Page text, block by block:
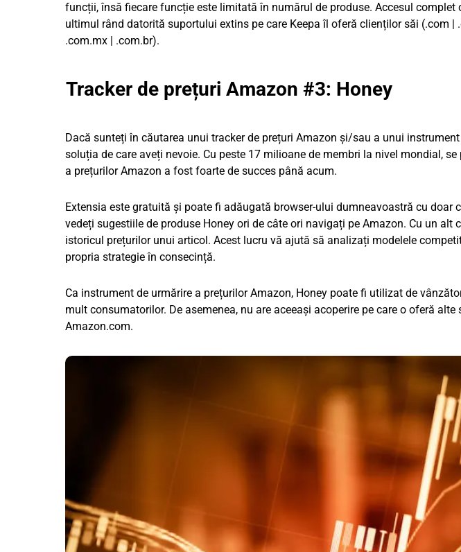
funcții, însă fiecare funcție este limitată în numărul de produse. Accesul complet
ultimul rând datorită suportului extins pe care Keepa îl oferă clienților săi (.com |
.com.mx | .com.br).
Tracker de prețuri Amazon #3: Honey
Dacă sunteți în căutarea unui tracker de prețuri Amazon și/sau a unui
soluția de care aveți nevoie. Cu peste 17 milioane de membri la nivel mondial,
a prețurilor Amazon a fost foarte de succes până acum.
Extensia este gratuită și poate fi adăugată browser-ului dumneavoastră cu doar
vedeți sugestiile de produse Honey ori de câte ori navigați pe Amazon. Cu un alt
istoricul prețurilor unui articol. Acest lucru vă ajută să analizați modelele
propria strategie în consecință.
Ca instrument de urmărire a prețurilor Amazon, Honey poate fi utilizat de
mult consumatorilor. De asemenea, nu are aceeași acoperire pe care o oferă
Amazon.com.